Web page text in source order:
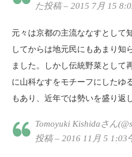
た投稿 – 2015 7月 15
元々は京都の主流ななすとして
してからは地元民にもあまり知
ました。しかし伝統野菜として
に山科なすをモチーフにしたゆ
もあり、近年では勢いを盛り返
Tomoyuki Kishidaさん
投稿 – 2016 11月 5 1:03